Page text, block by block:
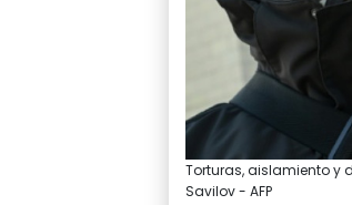
Torturas, aislamiento y
Savilov - AFP